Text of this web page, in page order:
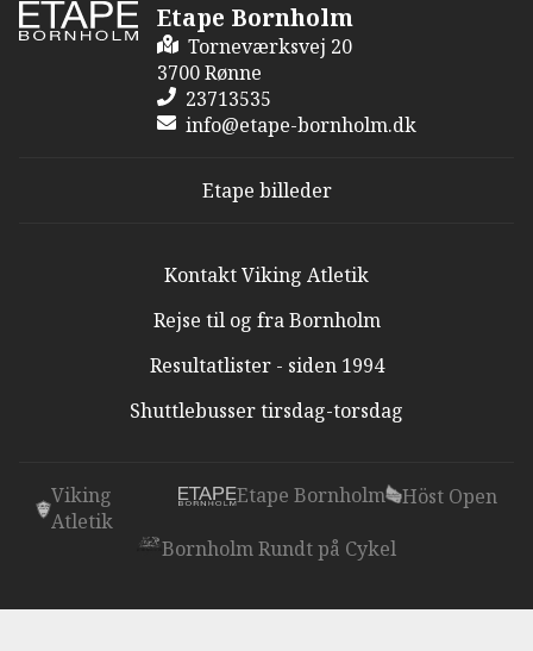
Etape Bornholm
Torneværksvej 20
3700 Rønne
23713535
info@etape-bornholm.dk
Etape billeder
Kontakt Viking Atletik
Rejse til og fra Bornholm
Resultatlister - siden 1994
Shuttlebusser tirsdag-torsdag
Viking
Atletik
Etape Bornholm
Höst Open
Bornholm Rundt på Cykel